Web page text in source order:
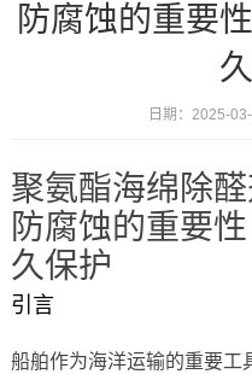
防腐蚀的重要
日期：2025-
聚氨酯海绵除
防腐蚀的重要
久保护
引言
船舶作为海洋运输的重要工